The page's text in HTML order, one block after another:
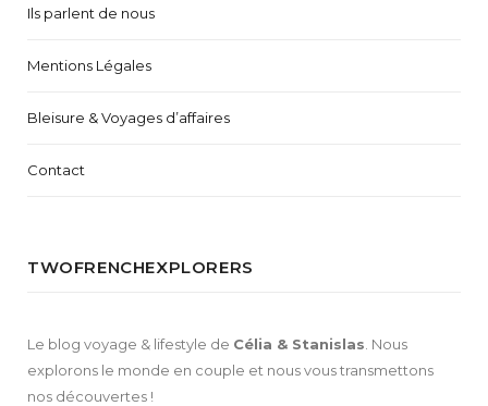
Ils parlent de nous
Mentions Légales
Bleisure & Voyages d’affaires
Contact
TWOFRENCHEXPLORERS
Le blog voyage & lifestyle de Célia & Stanislas . Nous
explorons le monde en couple et nous vous transmettons
nos découvertes !